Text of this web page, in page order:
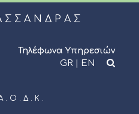
Τηλέφωνα Υπηρεσιών
GR | EN